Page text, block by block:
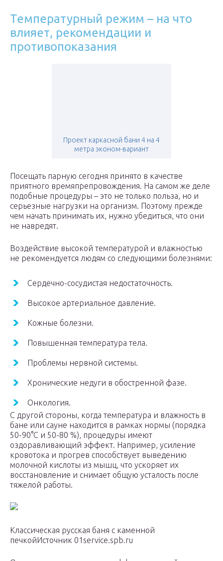
Температурный режим – на что
влияет, рекомендации и
противопоказания
Проект каркасной бани 4 на 4
метра эконом-вариант
Посещать парную сегодня принято в качестве
приятного времяпрепровождения. На самом же деле
подобные процедуры – это не только польза, но и
серьезные нагрузки на организм. Поэтому прежде
чем начать принимать их, нужно убедиться, что они
не навредят.
Воздействие высокой температурой и влажностью
не рекомендуется людям со следующими болезнями:
Сердечно-сосудистая недостаточность.
Высокое артериальное давление.
Кожные болезни.
Повышенная температура тела.
Проблемы нервной системы.
Хронические недуги в обостренной фазе.
Онкология.
С другой стороны, когда температура и влажность в
бане или сауне находится в рамках нормы (порядка
50-90°C и 50-80 %), процедуры имеют
оздоравливающий эффект. Например, усиление
кровотока и прогрев способствует выведению
молочной кислоты из мышц, что ускоряет их
восстановление и снимает общую усталость после
тяжелой работы.
Классическая русская баня с каменной
печкойИсточник 01service.spb.ru